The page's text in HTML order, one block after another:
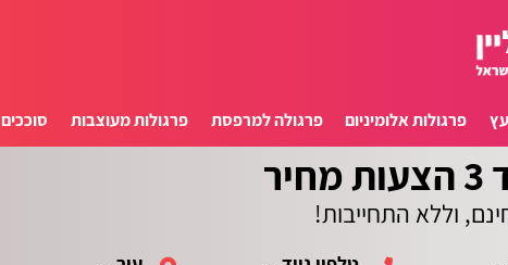
פרגולות אלומיניום פרגולה למרפסת פרגולות מעוצבות סוככים
וללא התחייבות!